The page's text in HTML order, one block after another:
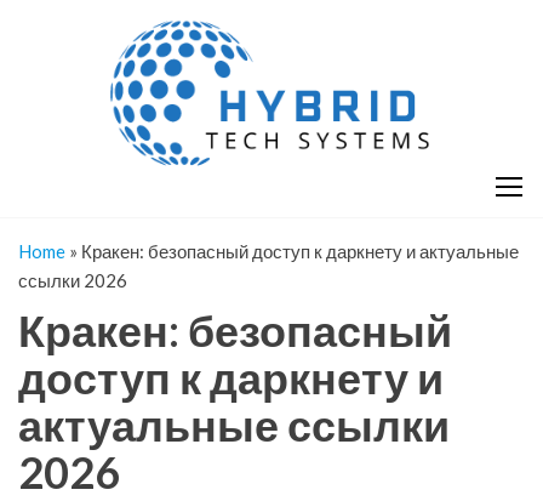
Home » Кракен: безопасный доступ к даркнету и актуальные
ссылки 2026
Кракен: безопасный
доступ к даркнету и
актуальные ссылки
2026